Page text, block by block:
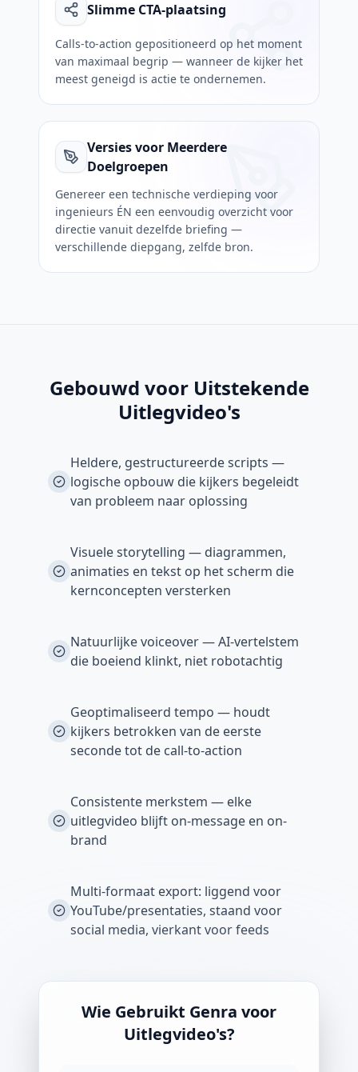
Slimme CTA-plaatsing
Calls-to-action gepositioneerd op het moment
van maximaal begrip — wanneer de kijker het
meest geneigd is actie te ondernemen.
Versies voor Meerdere
Doelgroepen
Genereer een technische verdieping voor
ingenieurs ÉN een eenvoudig overzicht voor
directie vanuit dezelfde briefing —
verschillende diepgang, zelfde bron.
Gebouwd voor Uitstekende
Uitlegvideo's
Heldere, gestructureerde scripts —
logische opbouw die kijkers begeleidt
van probleem naar oplossing
Visuele storytelling — diagrammen,
animaties en tekst op het scherm die
kernconcepten versterken
Natuurlijke voiceover — AI-vertelstem
die boeiend klinkt, niet robotachtig
Geoptimaliseerd tempo — houdt
kijkers betrokken van de eerste
seconde tot de call-to-action
Consistente merkstem — elke
uitlegvideo blijft on-message en on-
brand
Multi-formaat export: liggend voor
YouTube/presentaties, staand voor
social media, vierkant voor feeds
Wie Gebruikt Genra voor
Uitlegvideo's?